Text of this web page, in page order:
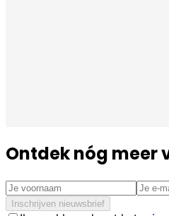
Ontdek nóg meer
Inschrijven nieuwsbrief